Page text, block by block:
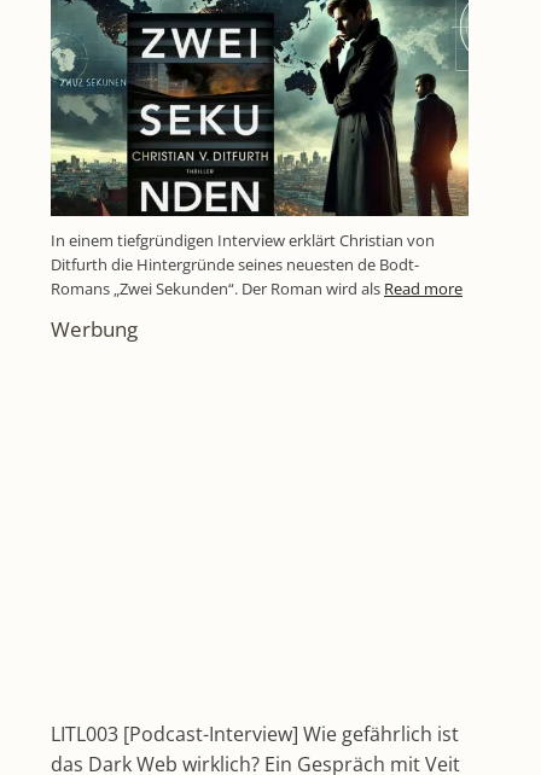
In einem tiefgründigen Interview erklärt Christian von
Ditfurth die Hintergründe seines neuesten de Bodt-
Romans „Zwei Sekunden“. Der Roman wird als Read more
Werbung
LITL003 [Podcast-Interview] Wie gefährlich ist
das Dark Web wirklich? Ein Gespräch mit Veit